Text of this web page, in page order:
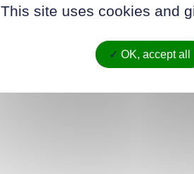
This site uses cookies and
OK, accept all